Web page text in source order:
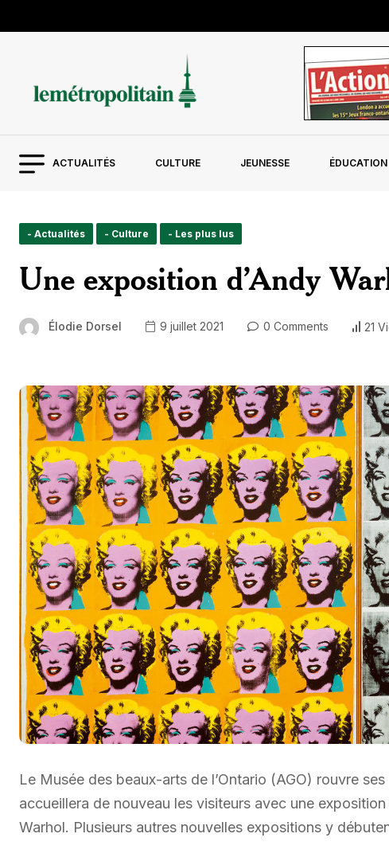
ACTUALITÉS CULTURE JEUNESSE ÉDUCATION
- Actualités - Culture - Les plus lus
Une exposition d’Andy
Élodie Dorsel 9 juillet 2021 0 Comments 21
Le Musée des beaux-arts de l’Ontario (AGO) rouvre
accueillera de nouveau les visiteurs avec une
Warhol. Plusieurs autres nouvelles expositions y